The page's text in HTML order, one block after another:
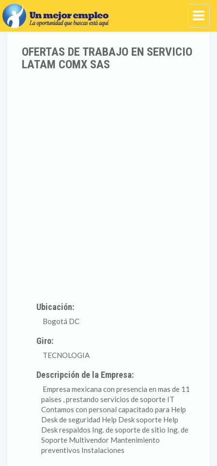
OFERTAS DE TRABAJO EN SERVICIO
LATAM COMX SAS
Ubicación:
Bogotá DC
Giro:
TECNOLOGIA
Descripción de la Empresa:
Empresa mexicana con presencia en mas de 11
paises , prestando servicios de soporte IT
Contamos con personal capacitado para Help
Desk de seguridad Help Desk soporte Help
Desk respaldos Ing. de soporte de sitio Ing. de
Soporte Multivendor Mantenimiento
preventivos Instalaciones